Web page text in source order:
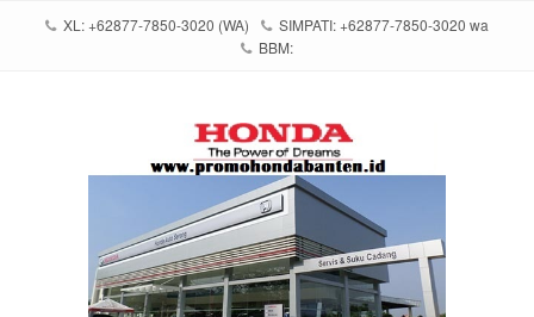
XL: +62877-7850-3020 (WA)
SIMPATI: +62877-7850-3020 wa
BBM: